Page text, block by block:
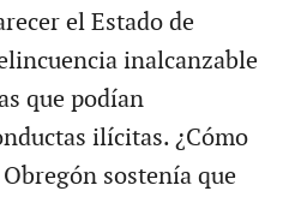
el Estado de
inalcanzable
que podían
ilícitas. ¿Cómo
sostenía que